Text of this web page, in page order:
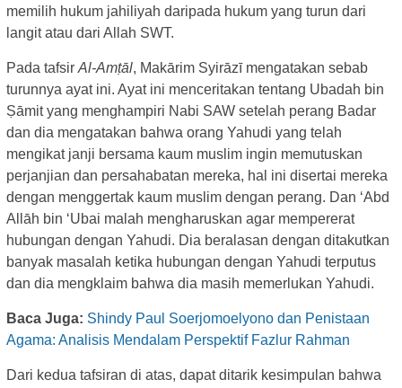
memilih hukum jahiliyah daripada hukum yang turun dari
langit atau dari Allah SWT.
Pada tafsir Al-Amṭāl, Makārim Syirāzī mengatakan sebab
turunnya ayat ini. Ayat ini menceritakan tentang Ubadah bin
Ṣāmit yang menghampiri Nabi SAW setelah perang Badar
dan dia mengatakan bahwa orang Yahudi yang telah
mengikat janji bersama kaum muslim ingin memutuskan
perjanjian dan persahabatan mereka, hal ini disertai mereka
dengan menggertak kaum muslim dengan perang. Dan ‘Abd
Allāh bin ‘Ubai malah mengharuskan agar mempererat
hubungan dengan Yahudi. Dia beralasan dengan ditakutkan
banyak masalah ketika hubungan dengan Yahudi terputus
dan dia mengklaim bahwa dia masih memerlukan Yahudi.
Baca Juga: Shindy Paul Soerjomoelyono dan Penistaan
Agama: Analisis Mendalam Perspektif Fazlur Rahman
Dari kedua tafsiran di atas, dapat ditarik kesimpulan bahwa